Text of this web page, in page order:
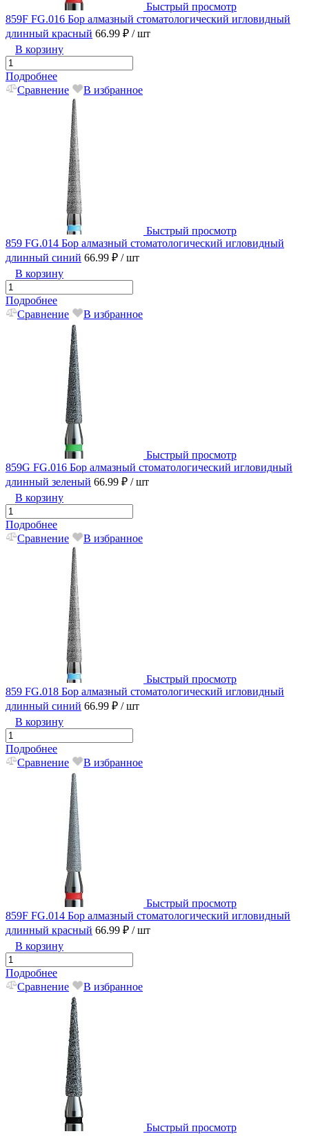
Быстрый просмотр
859F FG.016 Бор алмазный стоматологический игловидный
длинный красный 66.99 ₽ / шт
В корзину
Подробнее
Сравнение
В избранное
Быстрый просмотр
859 FG.014 Бор алмазный стоматологический игловидный
длинный синий 66.99 ₽ / шт
В корзину
Подробнее
Сравнение
В избранное
Быстрый просмотр
859G FG.016 Бор алмазный стоматологический игловидный
длинный зеленый 66.99 ₽ / шт
В корзину
Подробнее
Сравнение
В избранное
Быстрый просмотр
859 FG.018 Бор алмазный стоматологический игловидный
длинный синий 66.99 ₽ / шт
В корзину
Подробнее
Сравнение
В избранное
Быстрый просмотр
859F FG.014 Бор алмазный стоматологический игловидный
длинный красный 66.99 ₽ / шт
В корзину
Подробнее
Сравнение
В избранное
Быстрый просмотр